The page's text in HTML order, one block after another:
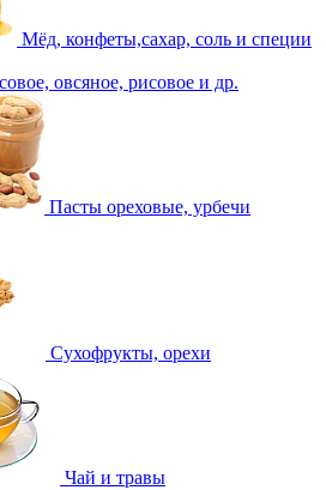
Мёд, конфеты,сахар, соль и специи
овсяное, рисовое и др.
Пасты ореховые, урбечи
Сухофрукты, орехи
Чай и травы